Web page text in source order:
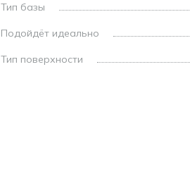
Тип базы
Подойдёт идеально
Тип поверхности